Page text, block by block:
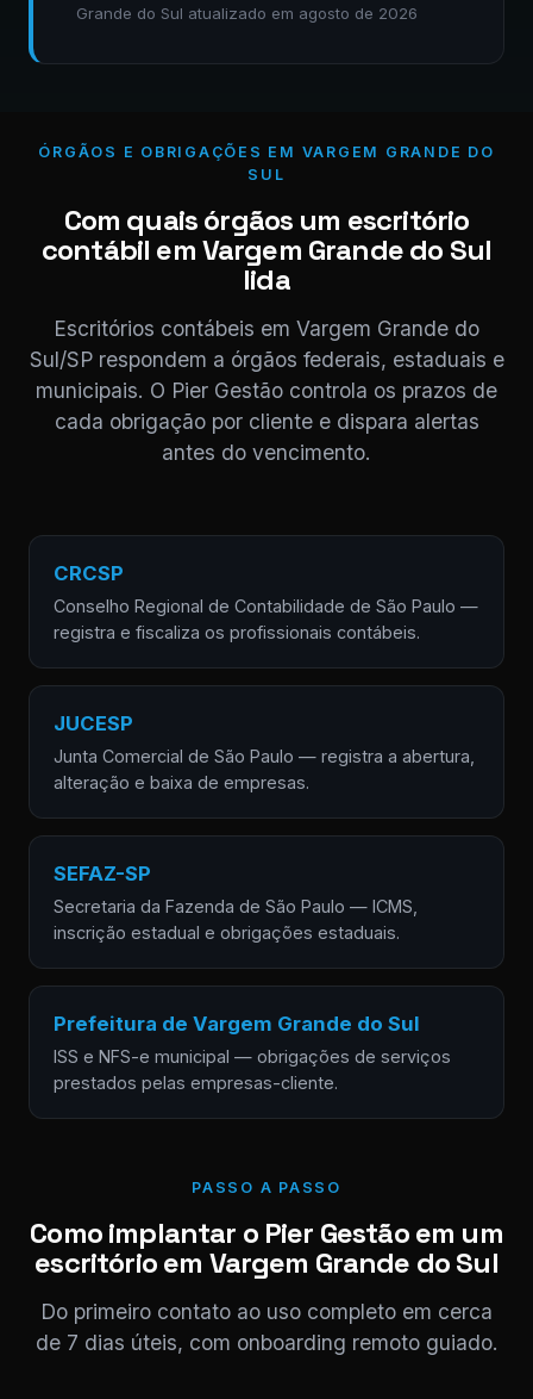
Grande do Sul atualizado em agosto de 2026
ÓRGÃOS E OBRIGAÇÕES EM VARGEM GRANDE DO
SUL
Com quais órgãos um escritório
contábil em Vargem Grande do Sul
lida
Escritórios contábeis em Vargem Grande do
Sul/SP respondem a órgãos federais, estaduais e
municipais. O Pier Gestão controla os prazos de
cada obrigação por cliente e dispara alertas
antes do vencimento.
CRCSP
Conselho Regional de Contabilidade de São Paulo —
registra e fiscaliza os profissionais contábeis.
JUCESP
Junta Comercial de São Paulo — registra a abertura,
alteração e baixa de empresas.
SEFAZ-SP
Secretaria da Fazenda de São Paulo — ICMS,
inscrição estadual e obrigações estaduais.
Prefeitura de Vargem Grande do Sul
ISS e NFS-e municipal — obrigações de serviços
prestados pelas empresas-cliente.
PASSO A PASSO
Como implantar o Pier Gestão em um
escritório em Vargem Grande do Sul
Do primeiro contato ao uso completo em cerca
de 7 dias úteis, com onboarding remoto guiado.